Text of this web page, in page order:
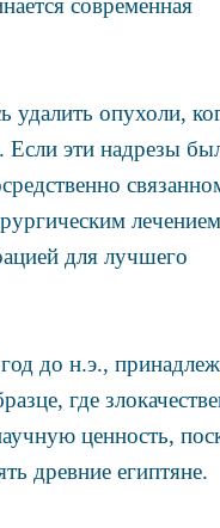
удалить опухоли,
Если эти надрезы
для лучшего
до н.э.,
где
ценность,
древние египтяне.